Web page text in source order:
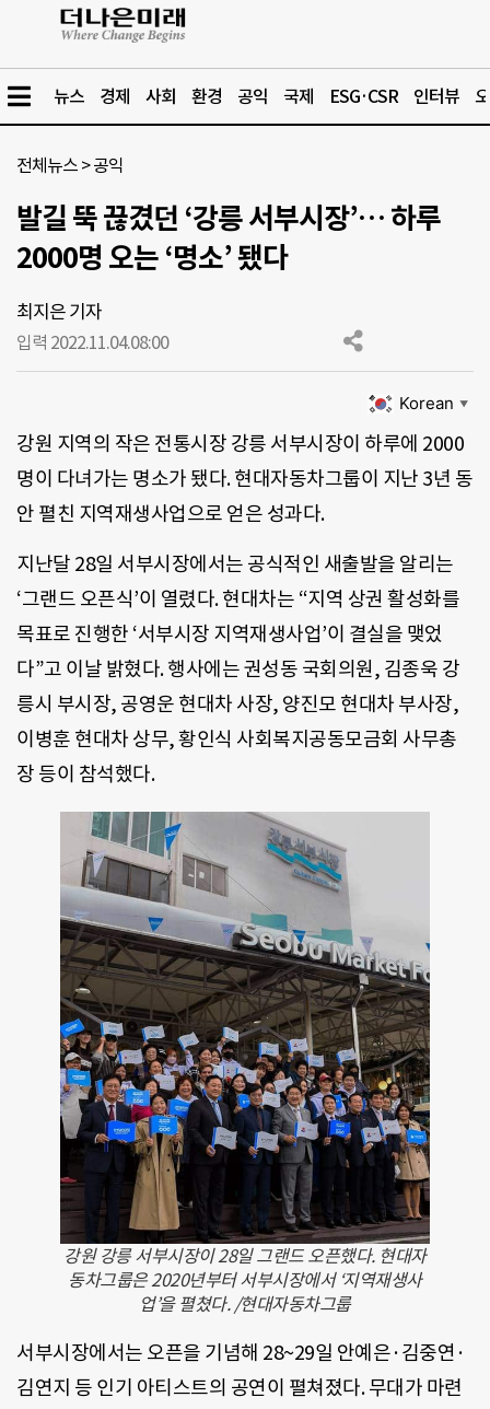
뉴스 경제 사회 환경 공익 국제 ESG·CSR 인터뷰
전체뉴스 >공익
발길 뚝 끊겼던 ‘강릉 서부시장’… 하루
2000명 오는 ‘명소’ 됐다
최지은 기자
입력 2022.11.04.08:00
Korean ▼
강원 지역의 작은 전통시장 강릉 서부시장이 하루에 2000
명이 다녀가는 명소가 됐다. 현대자동차그룹이 지난 3년 동
안 펼친 지역재생사업으로 얻은 성과다.
지난달 28일 서부시장에서는 공식적인 새출발을 알리는
‘그랜드 오픈식’이 열렸다. 현대차는 “지역 상권 활성화를
목표로 진행한 ‘서부시장 지역재생사업’이 결실을 맺었
다”고 이날 밝혔다. 행사에는 권성동 국회의원, 김종욱 강
릉시 부시장, 공영운 현대차 사장, 양진모 현대차 부사장,
이병훈 현대차 상무, 황인식 사회복지공동모금회 사무총
장 등이 참석했다.
강원 강릉 서부시장이 28일 그랜드 오픈했다. 현대자
동차그룹은 2020년부터 서부시장에서 ‘지역재생사
업’을 펼쳤다. /현대자동차그룹
서부시장에서는 오픈을 기념해 28~29일 안예은·김중연·
김연지 등 인기 아티스트의 공연이 펼쳐졌다. 무대가 마련